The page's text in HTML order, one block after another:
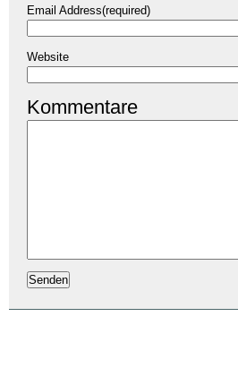
Email Address(required)
Website
Kommentare